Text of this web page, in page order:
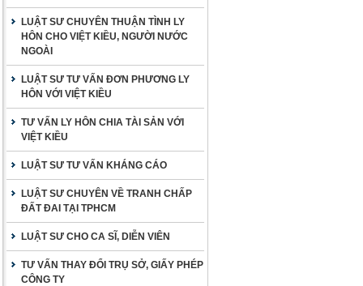
LUẬT SƯ CHUYÊN THUẬN TÌNH LY
HÔN CHO VIỆT KIỀU, NGƯỜI NƯỚC
NGOÀI
LUẬT SƯ TƯ VẤN ĐƠN PHƯƠNG LY
HÔN VỚI VIỆT KIỀU
TƯ VẤN LY HÔN CHIA TÀI SẢN VỚI
VIỆT KIỀU
LUẬT SƯ TƯ VẤN KHÁNG CÁO
LUẬT SƯ CHUYÊN VỀ TRANH CHẤP
ĐẤT ĐAI TẠI TPHCM
LUẬT SƯ CHO CA SĨ, DIỄN VIÊN
TƯ VẤN THAY ĐỔI TRỤ SỞ, GIẤY PHÉP
CÔNG TY